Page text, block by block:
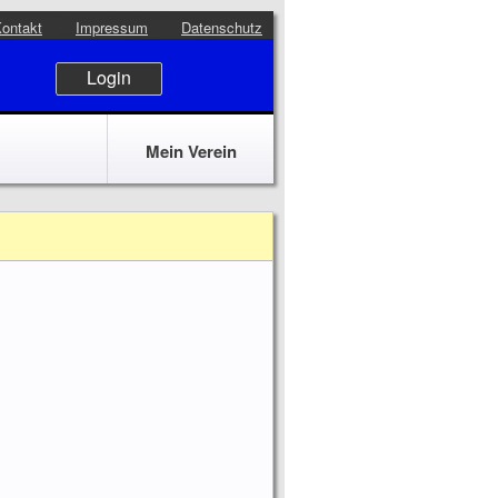
Impressum Datenschutz
Login
Mein Verein